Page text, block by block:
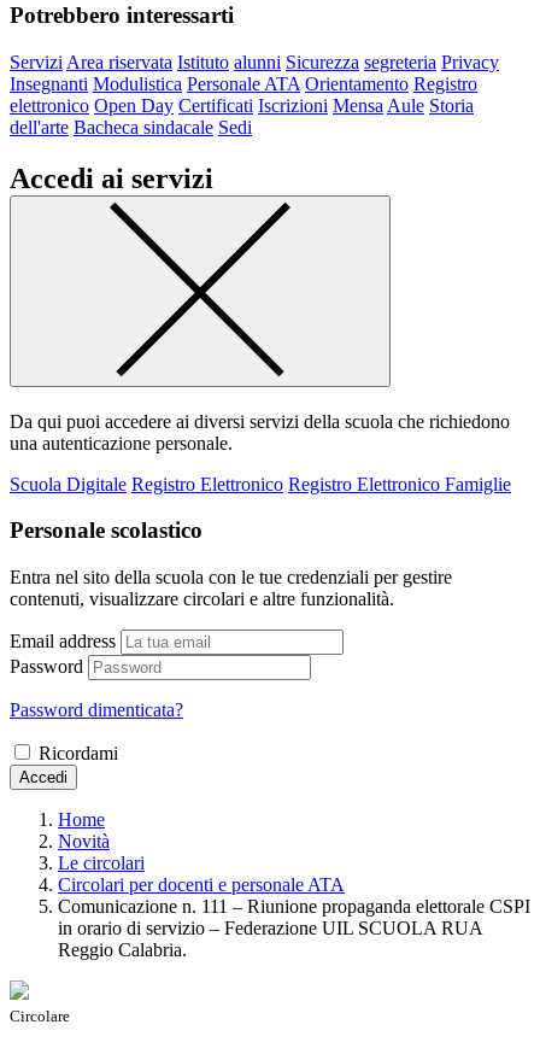
Potrebbero interessarti
Servizi Area riservata Istituto alunni Sicurezza segreteria Privacy
Insegnanti Modulistica Personale ATA Orientamento Registro
elettronico Open Day Certificati Iscrizioni Mensa Aule Storia
dell'arte Bacheca sindacale Sedi
Accedi ai servizi
Da qui puoi accedere ai diversi servizi della scuola che richiedono
una autenticazione personale.
Scuola Digitale Registro Elettronico Registro Elettronico Famiglie
Personale scolastico
Entra nel sito della scuola con le tue credenziali per gestire
contenuti, visualizzare circolari e altre funzionalità.
Email address
Password
Password dimenticata?
Ricordami
Accedi
Home
Novità
Le circolari
Circolari per docenti e personale ATA
Comunicazione n. 111 – Riunione propaganda elettorale CSPI
in orario di servizio – Federazione UIL SCUOLA RUA
Reggio Calabria.
Circolare